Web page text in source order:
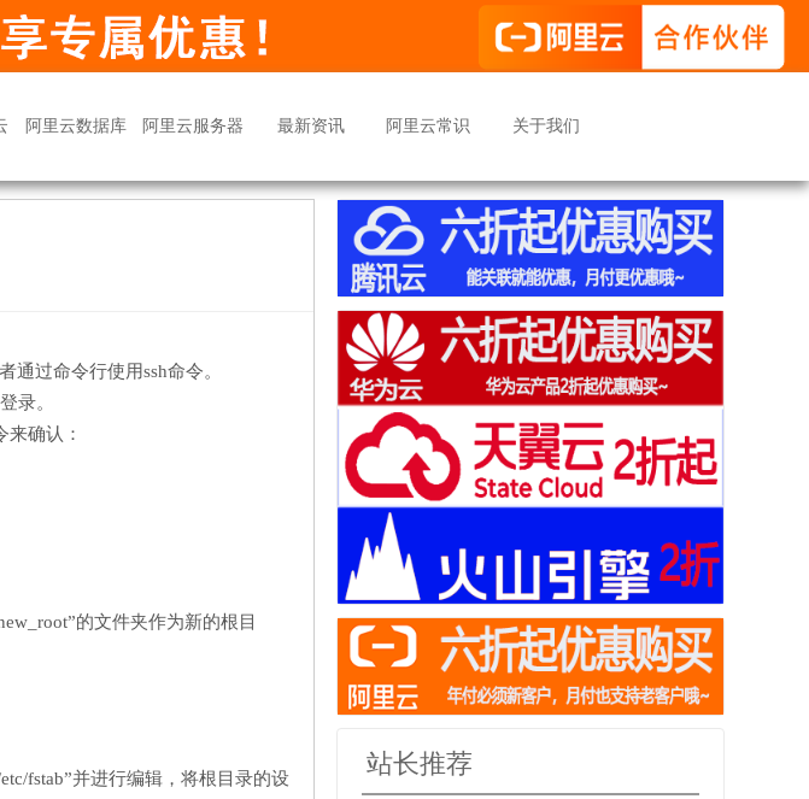
阿里云数据库 阿里云服务器 最新资讯 阿里云常识 关于我们
通过命令行使用ssh命令。
录。
确认：
的文件夹作为新的根目
fstab”并进行编辑，将根目录的设
站长推荐